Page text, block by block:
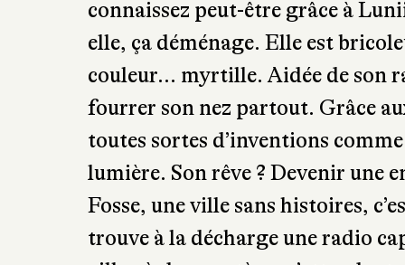
connaissez peut-être grâce à
elle, ça déménage. Elle est
couleur… myrtille. Aidée de son
fourrer son nez partout. Grâce
toutes sortes d’inventions
lumière. Son rêve ? Devenir une
Fosse, une ville sans histoires,
trouve à la décharge une radio